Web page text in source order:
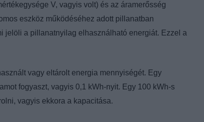
V, vagyis volt) és az áramerősség
eszköz működéséhez adott pillanatban
jelöli a pillanatnyilag elhasználható energiát. Ezzel a
vagy eltárolt energia mennyiségét. Egy
fogyaszt, vagyis 0,1 kWh-nyit. Egy 100 kWh-s
vagyis ekkora a kapacitása.